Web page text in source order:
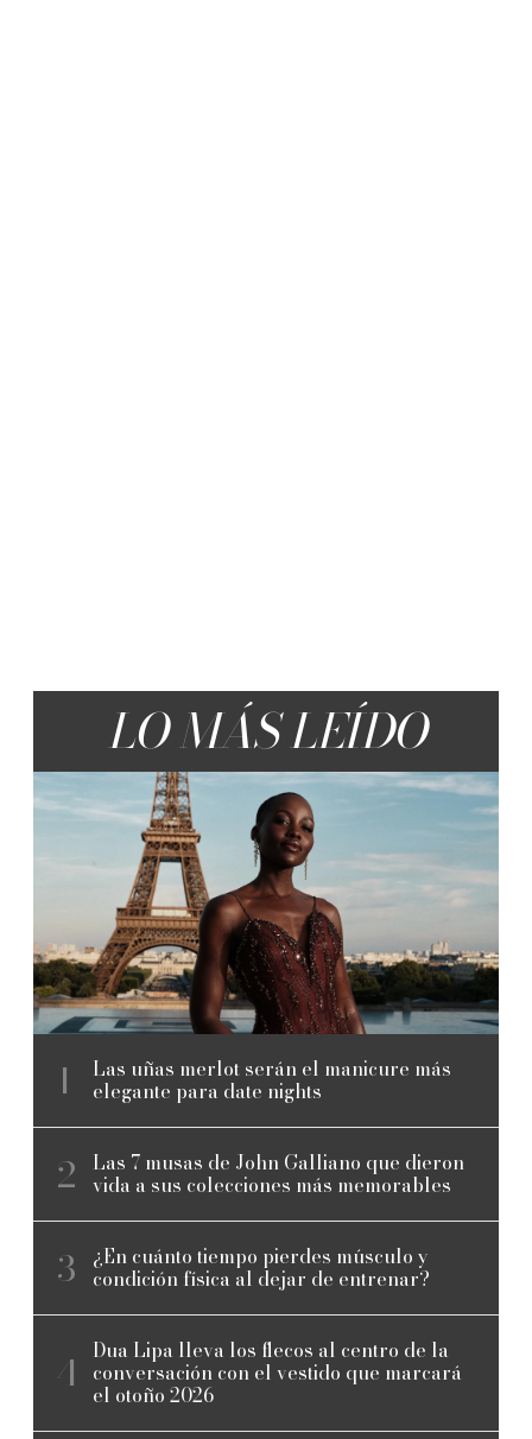
LO MÁS LEÍDO
Las uñas merlot serán el manicure más
elegante para date nights
Las 7 musas de John Galliano que dieron
vida a sus colecciones más memorables
¿En cuánto tiempo pierdes músculo y
condición física al dejar de entrenar?
Dua Lipa lleva los flecos al centro de la
conversación con el vestido que marcará
el otoño 2026